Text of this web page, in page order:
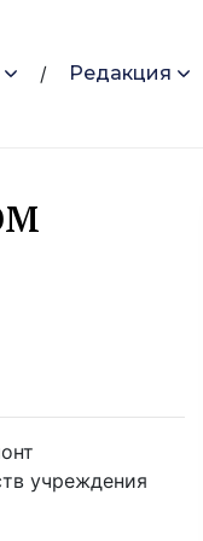
Редакция
учреждения